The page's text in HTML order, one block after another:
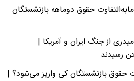
حقوق دوماهه بازنشستگان
از جنگ ایران و آمریکا |
رسیدند
حقوق بازنشستگان کی واریز می‌شود؟ |